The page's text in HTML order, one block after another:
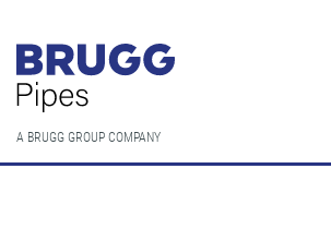
A BRUGG GROUP COMPANY